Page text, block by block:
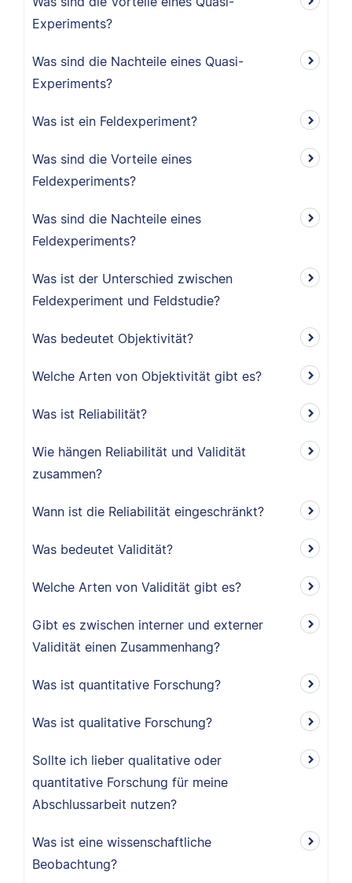
Experiments?
Was sind die Nachteile eines Quasi-
Experiments?
Was ist ein Feldexperiment?
Was sind die Vorteile eines
Feldexperiments?
Was sind die Nachteile eines
Feldexperiments?
Was ist der Unterschied zwischen
Feldexperiment und Feldstudie?
Was bedeutet Objektivität?
Welche Arten von Objektivität gibt es?
Was ist Reliabilität?
Wie hängen Reliabilität und Validität
zusammen?
Wann ist die Reliabilität eingeschränkt?
Was bedeutet Validität?
Welche Arten von Validität gibt es?
Gibt es zwischen interner und externer
Validität einen Zusammenhang?
Was ist quantitative Forschung?
Was ist qualitative Forschung?
Sollte ich lieber qualitative oder
quantitative Forschung für meine
Abschlussarbeit nutzen?
Was ist eine wissenschaftliche
Beobachtung?